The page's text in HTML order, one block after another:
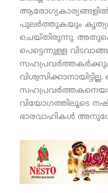
പുലര്‍ത്തുകയും
ചെയ്തിരുന്നു.
പെട്ടെന്നുള്ള
വിയോഗത്തിലൂടെ
ഭാരവാഹികള്‍